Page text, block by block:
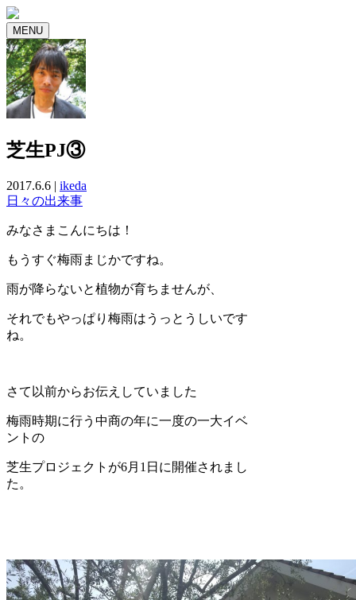
MENU
芝生PJ③
2017.6.6 | ikeda
日々の出来事
みなさまこんにちは！
もうすぐ梅雨まじかですね。
雨が降らないと植物が育ちませんが、
それでもやっぱり梅雨はうっとうしいです
ね。
さて以前からお伝えしていました
梅雨時期に行う中商の年に一度の一大イベ
ントの
芝生プロジェクトが6月1日に開催されまし
た。